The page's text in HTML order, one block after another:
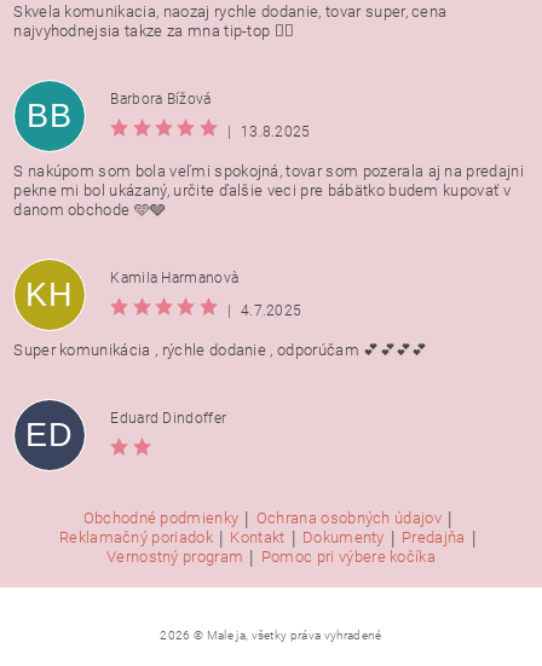
Skvela komunikacia, naozaj rychle dodanie, tovar super, cena
najvyhodnejsia takze za mna tip-top 👍🏻
BB
Barbora Bížová
|
13.8.2025
S nakúpom som bola veľmi spokojná, tovar som pozerala aj na predajni
pekne mi bol ukázaný, určite ďalšie veci pre bábätko budem kupovať v
danom obchode 🩵🩶
KH
Kamila Harmanovà
|
4.7.2025
Super komunikácia , rýchle dodanie , odporúčam 💕💕💕💕
ED Eduard Dindoffer
Obchodné podmienky | Ochrana osobných údajov |
Reklamačný poriadok | Kontakt | Dokumenty | Predajňa |
Vernostný program | Pomoc pri výbere kočíka
2026 © Male ja, všetky práva vyhradené